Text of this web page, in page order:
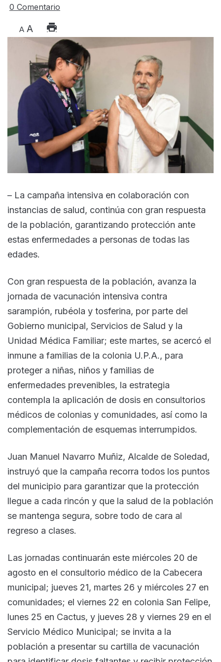
0 Comentario
A A
– La campaña intensiva en colaboración con
instancias de salud, continúa con gran respuesta
de la población, garantizando protección ante
estas enfermedades a personas de todas las
edades.
Con gran respuesta de la población, avanza la
jornada de vacunación intensiva contra
sarampión, rubéola y tosferina, por parte del
Gobierno municipal, Servicios de Salud y la
Unidad Médica Familiar; este martes, se acercó el
inmune a familias de la colonia U.P.A., para
proteger a niñas, niños y familias de
enfermedades prevenibles, la estrategia
contempla la aplicación de dosis en consultorios
médicos de colonias y comunidades, así como la
complementación de esquemas interrumpidos.
Juan Manuel Navarro Muñiz, Alcalde de Soledad,
instruyó que la campaña recorra todos los puntos
del municipio para garantizar que la protección
llegue a cada rincón y que la salud de la población
se mantenga segura, sobre todo de cara al
regreso a clases.
Las jornadas continuarán este miércoles 20 de
agosto en el consultorio médico de la Cabecera
municipal; jueves 21, martes 26 y miércoles 27 en
comunidades; el viernes 22 en colonia San Felipe,
lunes 25 en Cactus, y jueves 28 y viernes 29 en el
Servicio Médico Municipal; se invita a la
población a presentar su cartilla de vacunación